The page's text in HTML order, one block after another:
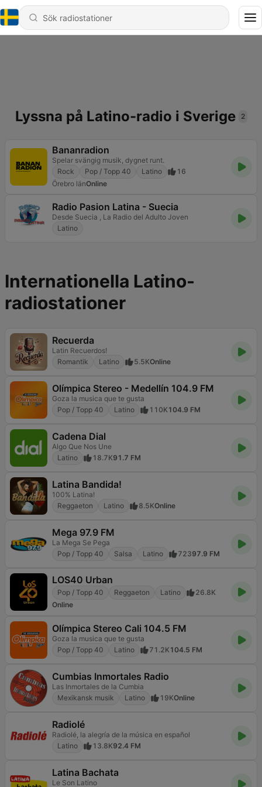
Lyssna på Latino-radio i Sverige 2
Bananradion
Spelar svängig musik, dygnet runt.
Rock
Pop / Topp 40 Latino
16
Örebro länOnline
Radio Pasion Latina - Suecia
Desde Suecia , La Radio del Adulto Joven
Latino
Internationella Latino-
radiostationer
Recuerda
Latin Recuerdos!
Romantik
Latino 5.5KOnline
Olímpica Stereo - Medellín 104.9 FM
Goza la musica que te gusta
Pop / Topp 40
Latino 110K104.9 FM
Cadena Dial
Algo Que Nos Une
Latino
18.7K91.7 FM
Latina Bandida!
100% Latina!
Reggaeton
Latino 8.5KOnline
Mega 97.9 FM
La Mega Se Pega
Pop / Topp 40
Salsa Latino 72397.9 FM
LOS40 Urban
Pop / Topp 40 Reggaeton Latino
26.8K
Online
Olímpica Stereo Cali 104.5 FM
Goza la musica que te gusta
Pop / Topp 40
Latino 71.2K104.5 FM
Cumbias Inmortales Radio
Las Inmortales de la Cumbia
Mexikansk musik
Latino 19KOnline
Radiolé
Radiolé, la alegría de la música en español
Latino
13.8K92.4 FM
Latina Bachata
Le Son Latino